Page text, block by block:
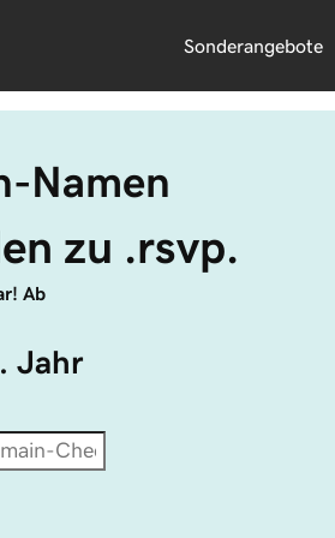
Sonderangebote
Namen
zu .rsvp.
Ab
Jahr